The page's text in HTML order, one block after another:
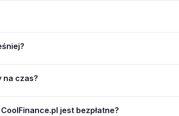
na czas?
jest bezpłatne?